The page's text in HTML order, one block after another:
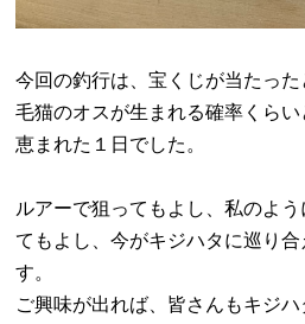
今回の釣行は、宝くじが当たっ
毛猫のオスが生まれる確率くら
恵まれた１日でした。
ルアーで狙ってもよし、私のよ
てもよし、今がキジハタに巡り
す。
ご興味が出れば、皆さんもキジ